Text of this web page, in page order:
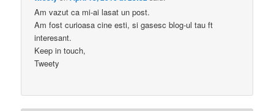
Am vazut ca mi-ai lasat un post.
Am fost curioasa cine esti, si gasesc blog-ul tau ft
interesant.
Keep in touch,
Tweety